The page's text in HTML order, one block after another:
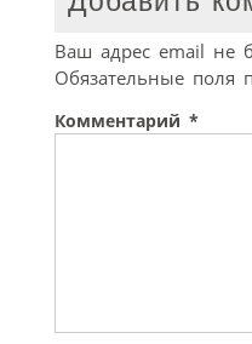
Ваш адрес email не
Обязательные поля
Комментарий *